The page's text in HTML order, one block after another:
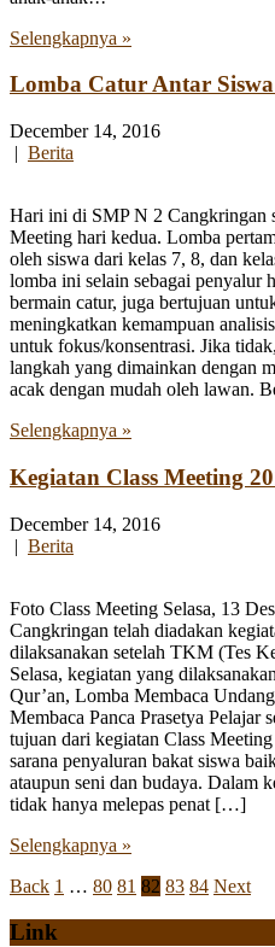
Selengkapnya »
Lomba Catur Antar
December 14, 2016
| Berita
Hari ini di SMP N 2 Cangkringan
Meeting hari kedua. Lomba
oleh siswa dari kelas 7, 8, dan
lomba ini selain sebagai penyalur
bermain catur, juga bertujuan
meningkatkan kemampuan
untuk fokus/konsentrasi. Jika
langkah yang dimainkan dengan
acak dengan mudah oleh lawan.
Selengkapnya »
Kegiatan Class Meeting
December 14, 2016
| Berita
Foto Class Meeting Selasa, 13
Cangkringan telah diadakan
dilaksanakan setelah TKM (Tes
Selasa, kegiatan yang
Qur’an, Lomba Membaca
Membaca Panca Prasetya
tujuan dari kegiatan Class Meeting
sarana penyaluran bakat siswa
ataupun seni dan budaya. Dalam
tidak hanya melepas penat […]
Selengkapnya »
Posts
pagination
Back 1 … 80 81 82 83 84 Next
Link